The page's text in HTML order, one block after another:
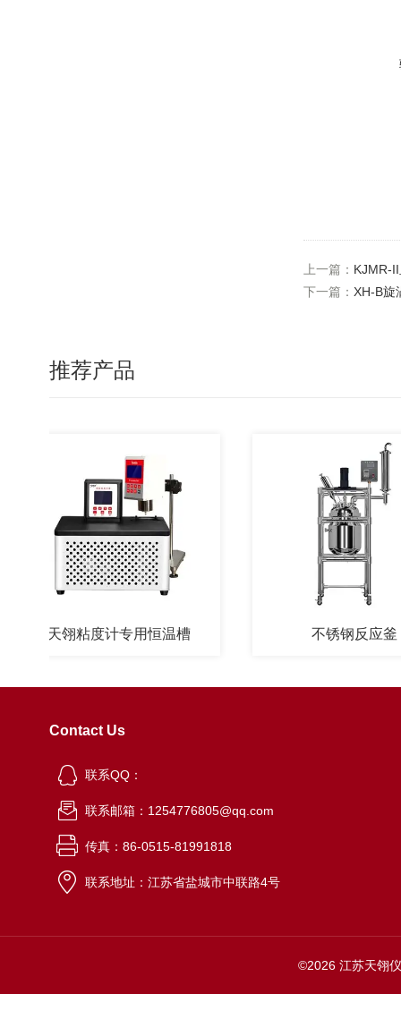
上一篇： KJMR-
下一篇： XH-B旋
推荐产品
天翎粘度计专用恒温槽 不锈钢反应釜
Contact Us
联系QQ：
联系邮箱：1254776805@qq.com
传真：86-0515-81991818
联系地址：江苏省盐城市中联路4号
©2026 江苏天翎